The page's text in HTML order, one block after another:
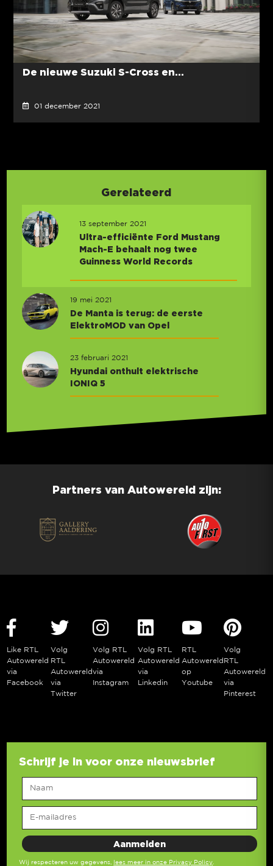
De nieuwe Suzuki S-Cross en...
01 december 2021
Gerelateerd
13 september 2021
Ultra-efficiënte Ford Mustang
Mach-E behaalt nog twee
Guinness World Records
19 mei 2021
De Manta is terug: de eerste
ElektroMOD van Opel
23 februari 2021
Hyundai onthult elektrische
IONIQ 5
Partners van Autowereld zijn:
Like RTL
Autowereld
via
Facebook
Volg
RTL
Autowereld
via
Twitter
Volg RTL
Autowereld
via
Instagram
Volg RTL
Autowereld
via
Linkedin
RTL
Autowereld
op
Youtube
Volg
RTL
Autowereld
via
Pinterest
Schrijf je in voor onze nieuwsbrief
Wij respecteren uw gegevens, lees meer in onze Privacy Policy